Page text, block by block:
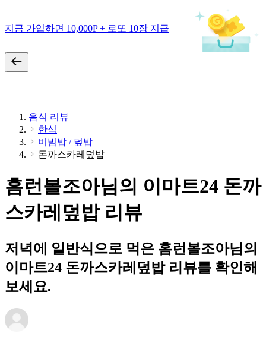
지금 가입하면 10,000P + 로또 10장 지급
음식 리뷰
한식
비빔밥 / 덮밥
돈까스카레덮밥
홈런볼조아님의 이마트24 돈까
스카레덮밥 리뷰
저녁에 일반식으로 먹은 홈런볼조아님의
이마트24 돈까스카레덮밥 리뷰를 확인해
보세요.